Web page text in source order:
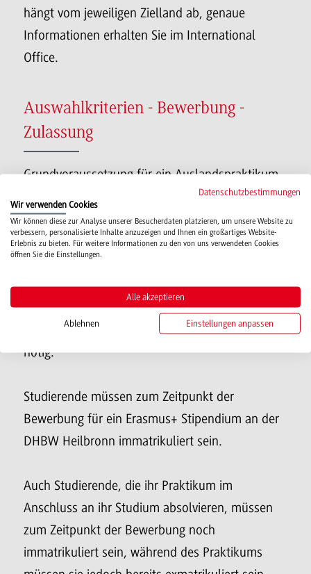
hängt vom jeweiligen Zielland ab, genaue
Informationen erhalten Sie im International
Office.
Auswahlkriterien - Bewerbung -
Zulassung
Grundvoraussetzung für ein Auslandspraktikum
ist, dass Ausbildungsbetrieb und
Studiengangleiter dem Auslandspraktikum
zustimmen. Akademische Voraussetzung ist ein
nach ECTS gewichteter Notenschnitt und ein
bereits abgeschlossenes Studienjahr an der
DHWB Heilbronn. Des Weiteren sind zwingend
gute bis sehr gute Fremdsprachenkenntnisse
nötig.
Studierende müssen zum Zeitpunkt der
Bewerbung für ein Erasmus+ Stipendium an der
DHBW Heilbronn immatrikuliert sein.
Auch Studierende, die ihr Praktikum im
Anschluss an ihr Studium absolvieren, müssen
zum Zeitpunkt der Bewerbung noch
immatrikuliert sein, während des Praktikums
Datenschutzbestimmungen
Wir verwenden Cookies
Wir können diese zur Analyse unserer Besucherdaten platzieren, um unsere Website zu
verbessern, personalisierte Inhalte anzuzeigen und Ihnen ein großartiges Website-
Erlebnis zu bieten. Für weitere Informationen zu den von uns verwendeten Cookies
öffnen Sie die Einstellungen.
Alle akzeptieren
Ablehnen Einstellungen anpassen